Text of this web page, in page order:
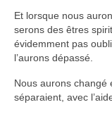
Et lorsque nous
serons des êtres
évidemment pas
l’aurons dépassé.
Nous aurons changé
séparaient, avec